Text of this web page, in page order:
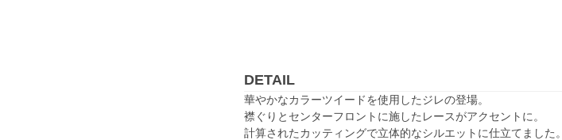
DETAIL
華やかなカラーツイードを使用したジレの登場。
襟ぐりとセンターフロントに施したレースがアクセントに。
計算されたカッティングで立体的なシルエットに仕立てました。